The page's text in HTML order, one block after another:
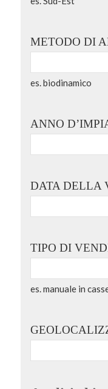
METODO DI
es. biodinamico
ANNO
DATA DELLA
TIPO DI
es. manuale in